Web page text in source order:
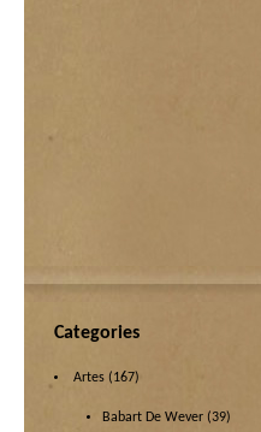
Categories
Artes (167)
Babart De Wever (39)